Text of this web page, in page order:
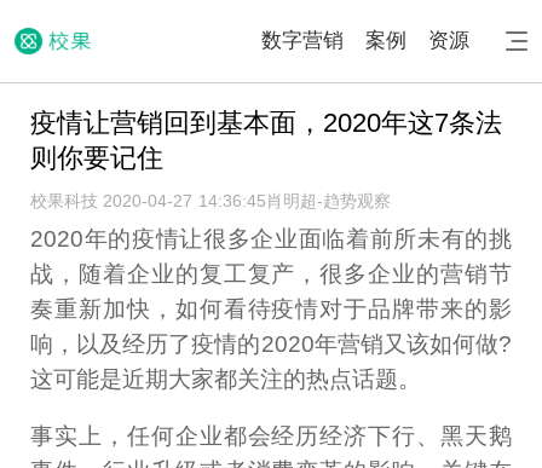
数字营销 案例 资源
疫情让营销回到基本面，2020年这7条法
则你要记住
校果科技 2020-04-27 14:36:45肖明超-趋势观察
2020年的疫情让很多企业面临着前所未有的挑
战，随着企业的复工复产，很多企业的营销节
奏重新加快，如何看待疫情对于品牌带来的影
响，以及经历了疫情的2020年营销又该如何做?
这可能是近期大家都关注的热点话题。
事实上，任何企业都会经历经济下行、黑天鹅